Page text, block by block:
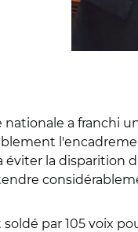
nationale a franchi
éviter la disparition
soldé par 105 voix